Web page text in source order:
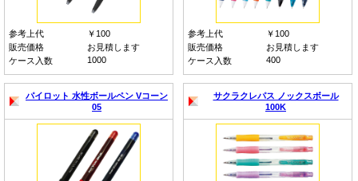
参考上代
￥100
販売価格
お見積します
ケース入数
1000
参考上代
￥100
販売価格
お見積します
ケース入数
400
パイロット 水性ボールペン Vコーン
05
サクラクレパス ノックスボール
100K